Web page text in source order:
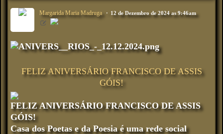
Margarida Maria Madruga 12 de Dezembro de 2024 as 9:46am
FELIZ ANIVERSÁRIO FRANCISCO DE ASSIS
GÓIS!
FELIZ ANIVERSÁRIO FRANCISCO DE ASSIS
GÓIS!
Casa dos Poetas e da Poesia é uma rede social